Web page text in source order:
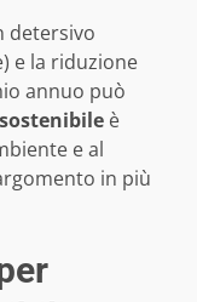
detersivo
e la riduzione
annuo può
è
e al
in più